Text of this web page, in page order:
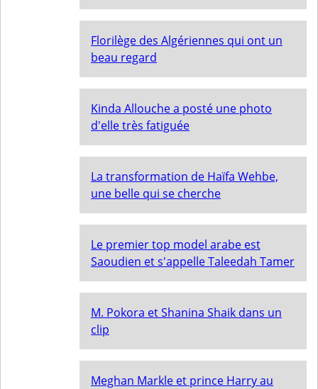
Florilège des Algériennes qui ont un
beau regard
Kinda Allouche a posté une photo
d'elle très fatiguée
La transformation de Haïfa Wehbe,
une belle qui se cherche
Le premier top model arabe est
Saoudien et s'appelle Taleedah Tamer
M. Pokora et Shanina Shaik dans un
clip
Meghan Markle et prince Harry au